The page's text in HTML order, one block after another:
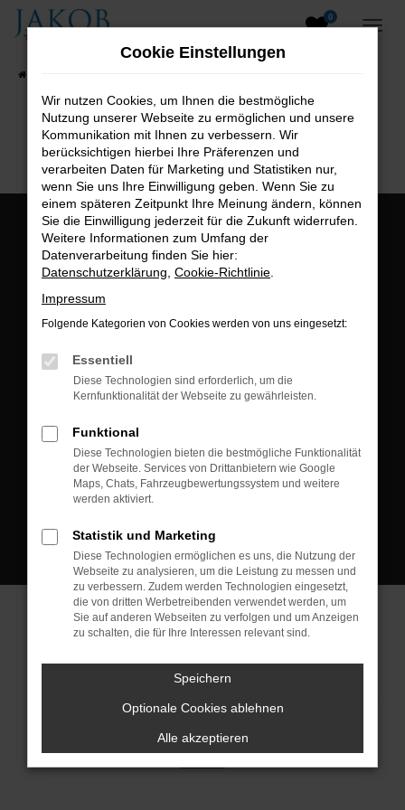
Zum
0
B2B-Shop
Öffnungszeiten:
Montag bis Freitag:
Postadresse:
Kontakt:
Tel.: +49 3745 760 90 20
Fax: +49 3745 760 90 21
Mail: fj@jakob-trading.com
Cookie Einstellungen
© 2026 Jakob Trading GmbH | Neustädter Straße 1 | DE-08223
Neustadt/Vogtland | fj@jakob-trading.com | Webdesign by audaris.de
Cookie Einstellungen
Wir nutzen Cookies, um Ihnen die bestmögliche
Nutzung unserer Webseite zu ermöglichen und unsere
Kommunikation mit Ihnen zu verbessern. Wir
berücksichtigen hierbei Ihre Präferenzen und
verarbeiten Daten für Marketing und Statistiken nur,
wenn Sie uns Ihre Einwilligung geben. Wenn Sie zu
einem späteren Zeitpunkt Ihre Meinung ändern, können
Sie die Einwilligung jederzeit für die Zukunft widerrufen.
Weitere Informationen zum Umfang der
Datenverarbeitung finden Sie hier:
Datenschutzerklärung Cookie-Richtlinie
Impressum
Folgende Kategorien von Cookies werden von uns eingesetzt:
Essentiell
Diese Technologien sind erforderlich, um die
Kernfunktionalität der Webseite zu gewährleisten.
Funktional
Diese Technologien bieten die bestmögliche Funktionalität
der Webseite. Services von Drittanbietern wie Google
Maps, Chats, Fahrzeugbewertungssystem und weitere
werden aktiviert.
Statistik und Marketing
Diese Technologien ermöglichen es uns, die Nutzung der
Webseite zu analysieren, um die Leistung zu messen und
zu verbessern. Zudem werden Technologien eingesetzt,
die von dritten Werbetreibenden verwendet werden, um
Sie auf anderen Webseiten zu verfolgen und um Anzeigen
zu schalten, die für Ihre Interessen relevant sind.
Speichern
Optionale Cookies ablehnen
Alle akzeptieren